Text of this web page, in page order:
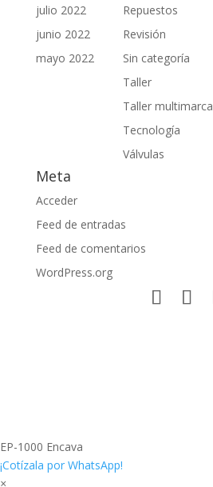
julio 2022
junio 2022
mayo 2022
Repuestos
Revisión
Sin categoría
Taller
Taller multimarca
Tecnología
Válvulas
Meta
Acceder
Feed de entradas
Feed de comentarios
WordPress.org
EP-1000 Encava
¡Cotízala por WhatsApp!
×